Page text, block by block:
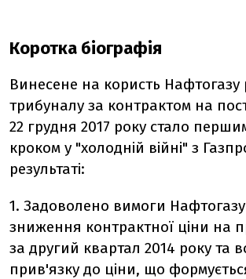
Коротка біографія
Винесене на користь Нафтогазу
трибуналу за контрактом на
22 грудня 2017 року стало
кроком у "холодній війні" з
результаті:
1. Задоволено вимоги
зниження контрактної ціни на
за другий квартал 2014 року та
прив'язку до ціни, що